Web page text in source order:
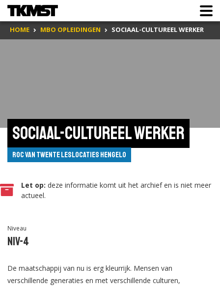
HOME MBO OPLEIDINGEN SOCIAAL-CULTUREEL WERKER
Sociaal-cultureel werker
ROC van Twente leslocaties Hengelo
Let op: deze informatie komt uit het archief en is niet meer
actueel.
Niveau
Niv-4
De maatschappij van nu is erg kleurrijk. Mensen van
verschillende generaties en met verschillende culturen,